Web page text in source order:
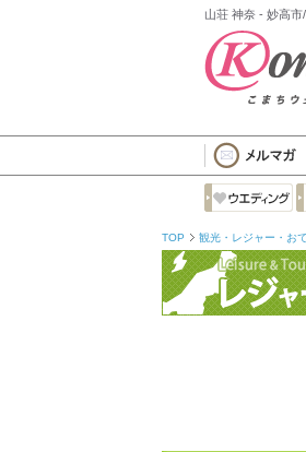
山荘 神奈 - 妙高市
TOP 観光・レジャー・お